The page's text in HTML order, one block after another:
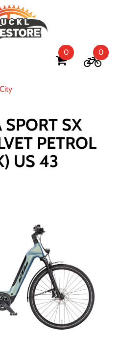
0 0
SX
PETROL
US 43